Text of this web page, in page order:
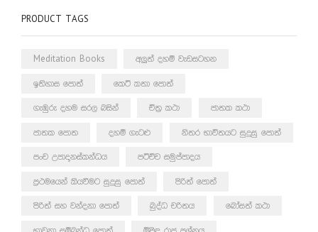
PRODUCT TAGS
Meditation Books අලුත් දහම් වැඩසටහන
ඉතිහාස පොත් කෙටි කතා පොත්
ගැඹුරු දහම සරල බසින් චිත්‍ර කථා ජාතක කථා
ජාතක පොත දහම් ගැටළු නිතර භාවිතයට සුදුසු පොත්
පංච උපාදානස්කන්ධය පටිච්ච සමුප්පාදය
ප්‍රථමයෙන් කියවීමට සුදුසු පොත් පිරිත් පොත්
පිරිත් සහ වන්දනා පොත් බුද්ධ චරිතය බෝසත් කථා